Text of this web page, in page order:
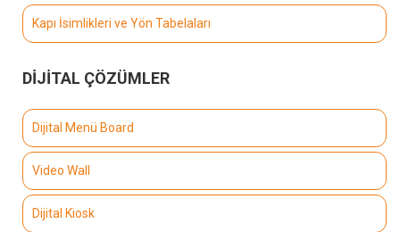
Kapı İsimlikleri ve Yön Tabelaları
DİJİTAL ÇÖZÜMLER
Dijital Menü Board
Video Wall
Dijital Kiosk